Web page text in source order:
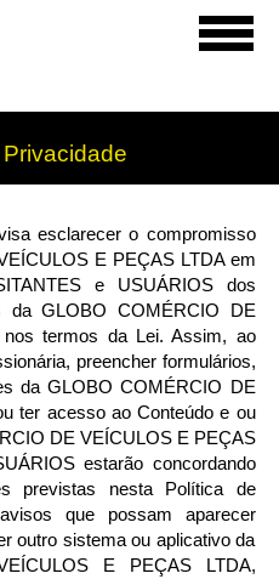
esclarecer o compromisso
E PEÇAS LTDA em
e USUÁRIOS dos
GLOBO COMÉRCIO DE
termos da Lei. Assim, ao
preencher formulários,
da GLOBO COMÉRCIO DE
ter acesso ao Conteúdo e ou
DE VEÍCULOS E PEÇAS
estarão concordando
previstas nesta Política de
que possam aparecer
outro sistema ou aplicativo da
E PEÇAS LTDA,